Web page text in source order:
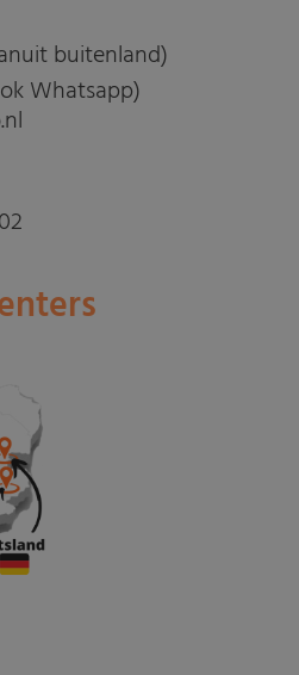
buitenland)
Whatsapp)